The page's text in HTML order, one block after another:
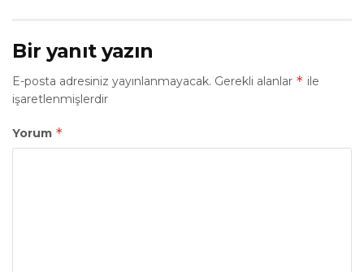
Bir yanıt yazın
E-posta adresiniz yayınlanmayacak. Gerekli alanlar * ile
işaretlenmişlerdir
Yorum *